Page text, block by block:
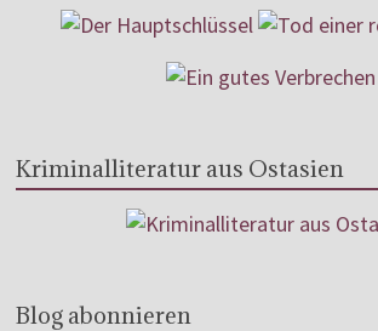
Kriminalliteratur aus Ostasien
Blog abonnieren